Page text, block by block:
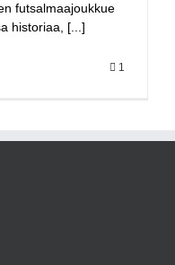
futsalmaajoukkue
historiaa, [...]
1